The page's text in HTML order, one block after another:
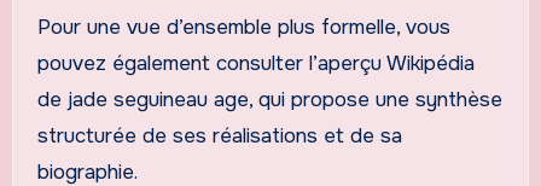
Pour une vue d’ensemble plus formelle, vous
pouvez également consulter l’aperçu Wikipédia
de jade seguineau age, qui propose une synthèse
structurée de ses réalisations et de sa
biographie.